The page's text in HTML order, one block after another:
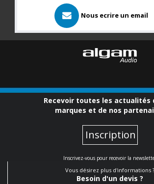
Nous ecrire un email
Recevoir toutes les actualités
marques et de nos
Inscription
Inscrivez-vous pour recevoir la
Vous désirez plus d'informations ?
Besoin d'un devis ?